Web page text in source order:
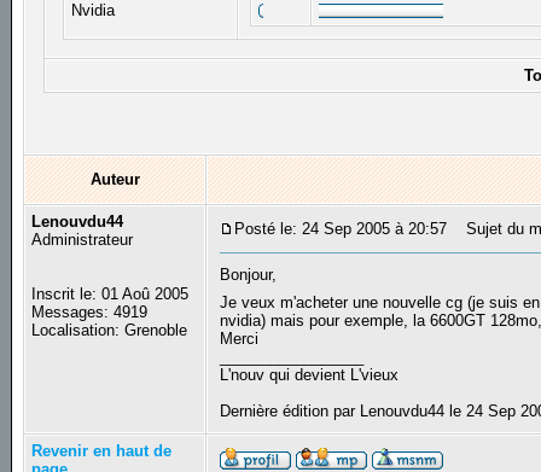
Nvidia
Auteur
Lenouvdu44
Administrateur
Inscrit le: 01 Aoû 2005
Messages: 4919
Localisation: Grenoble
Posté le: 24 Sep 2005 à 20:57 Sujet du
Bonjour,
Je veux m'acheter une nouvelle cg (je suis
nvidia) mais pour exemple, la 6600GT
Merci
L'nouv qui devient L'vieux
Dernière édition par Lenouvdu44 le 24 Sep
Revenir en haut de